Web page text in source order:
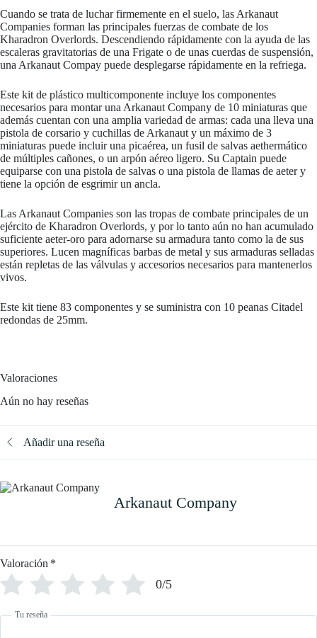
Cuando se trata de luchar firmemente en el suelo, las Arkanaut
Companies forman las principales fuerzas de combate de los
Kharadron Overlords. Descendiendo rápidamente con la ayuda de las
escaleras gravitatorias de una Frigate o de unas cuerdas de suspensión,
una Arkanaut Compay puede desplegarse rápidamente en la refriega.
Este kit de plástico multicomponente incluye los componentes
necesarios para montar una Arkanaut Company de 10 miniaturas que
además cuentan con una amplia variedad de armas: cada una lleva una
pistola de corsario y cuchillas de Arkanaut y un máximo de 3
miniaturas puede incluir una picaérea, un fusil de salvas aethermático
de múltiples cañones, o un arpón aéreo ligero. Su Captain puede
equiparse con una pistola de salvas o una pistola de llamas de aeter y
tiene la opción de esgrimir un ancla.
Las Arkanaut Companies son las tropas de combate principales de un
ejército de Kharadron Overlords, y por lo tanto aún no han acumulado
suficiente aeter-oro para adornarse su armadura tanto como la de sus
superiores. Lucen magníficas barbas de metal y sus armaduras selladas
están repletas de las válvulas y accesorios necesarios para mantenerlos
vivos.
Este kit tiene 83 componentes y se suministra con 10 peanas Citadel
redondas de 25mm.
Valoraciones
Aún no hay reseñas
Añadir una reseña
Arkanaut Company
Valoración *
0/5
Tu reseña